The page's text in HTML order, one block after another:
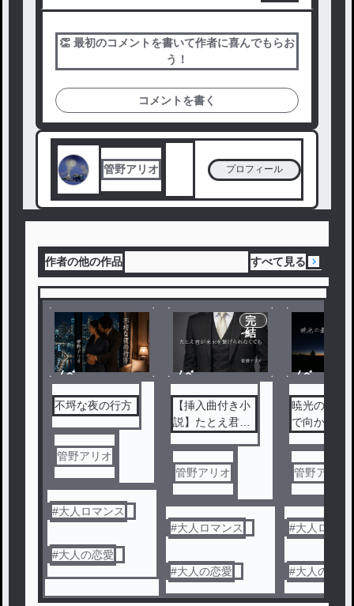
👏 最初のコメントを書いて作者に喜んでもらお
う！
コメントを書く
管野アリオ プロフィール
作者の他の作品 すべて見る
ノベ
不埒な夜の行方
管野アリオ
#大人ロマンス
#大人の恋愛
ノベ
完
結
【挿入曲付き小
説】たとえ君が
なくても
管野アリオ
#大人ロマンス
#大人の恋愛
ノベ
暁光の最果
で向かって
管野アリオ
#大人ロマン
#大人の恋愛